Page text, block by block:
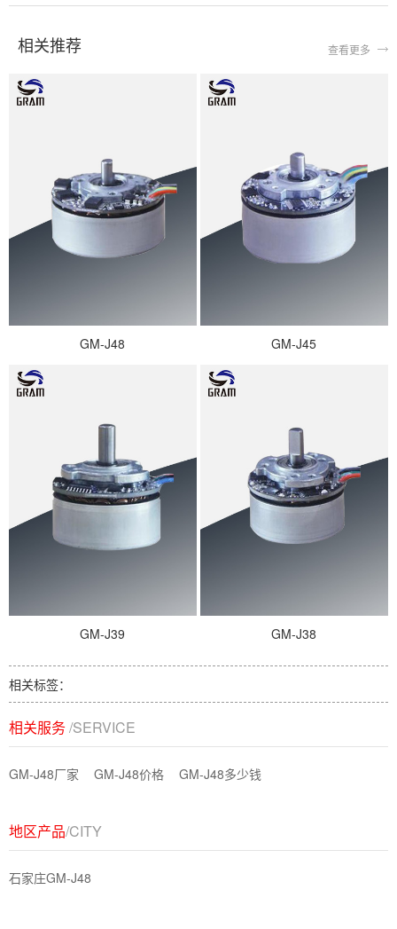
相关推荐 查看更多
GM-J48 GM-J45
GM-J39 GM-J38
相关标签：
相关服务/SERVICE
GM-J48厂家 GM-J48价格 GM-J48多少钱
地区产品/CITY
石家庄GM-J48